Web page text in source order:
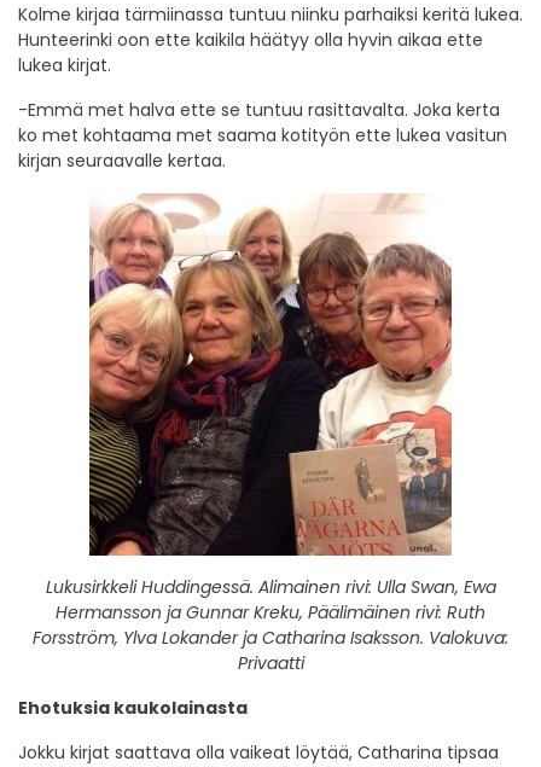
Kolme kirjaa tärmiinassa tuntuu niinku parhaiksi keritä lukea.
Hunteerinki oon ette kaikila häätyy olla hyvin aikaa ette
lukea kirjat.
-Emmä met halva ette se tuntuu rasittavalta. Joka kerta
ko met kohtaama met saama kotityön ette lukea vasitun
kirjan seuraavalle kertaa.
Lukusirkkeli Huddingessä. Alimainen rivi: Ulla Swan, Ewa
Hermansson ja Gunnar Kreku, Päälimäinen rivi: Ruth
Forsström, Ylva Lokander ja Catharina Isaksson. Valokuva:
Privaatti
Ehotuksia kaukolainasta
Jokku kirjat saattava olla vaikeat löytää, Catharina tipsaa